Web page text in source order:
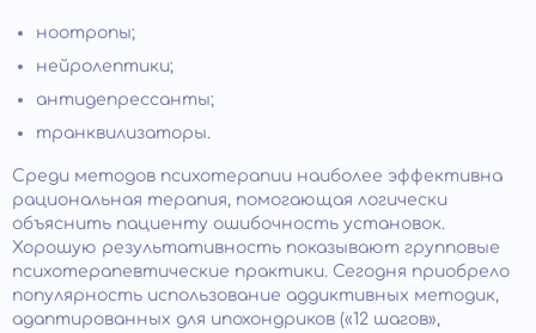
ноотропы;
нейролептики;
антидепрессанты;
транквилизаторы.
Среди методов психотерапии наиболее эффективна
рациональная терапия, помогающая логически
объяснить пациенту ошибочность установок.
Хорошую результативность показывают групповые
психотерапевтические практики. Сегодня приобрело
популярность использование аддиктивных методик,
адаптированных для ипохондриков («12 шагов»,